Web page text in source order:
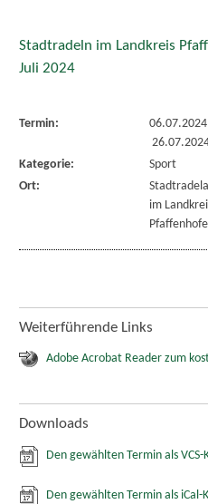
Stadtradeln im Landkreis
Juli 2024
Termin: 06.07.2024
Kategorie:
Sport
Ort:
im
Weiterführende Links
Adobe Acrobat Reader zum
Downloads
Den gewählten Termin als
Den gewählten Termin als